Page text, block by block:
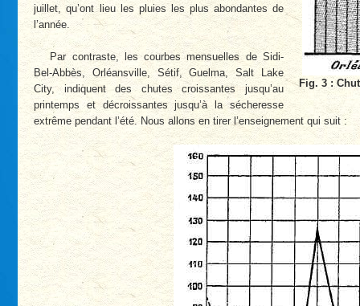
Fig. 3 :
juillet, qu’ont lieu les pluies les plus abondantes de
l’année.
Par contraste, les courbes mensuelles de Sidi-
Bel-Abbès, Orléansville, Sétif, Guelma, Salt Lake
City, indiquent des chutes croissantes jusqu’au
printemps et décroissantes jusqu’à la sécheresse
extrême pendant l’été. Nous allons en tirer l’enseignement qui suit :